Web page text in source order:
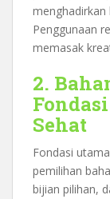
menghadirkan
Penggunaan
memasak
2.
Sehat
Fondasi
pemilihan
bijian pilihan,